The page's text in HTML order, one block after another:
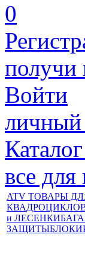
0
получи
Войти
личный
все
ATV ТОВАРЫ
и ЛЕСЕНКИ
ЗАЩИТЫ